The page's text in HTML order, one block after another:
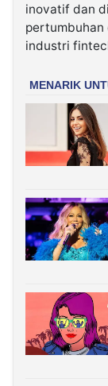
inovatif dan
pertumbuhan
industri